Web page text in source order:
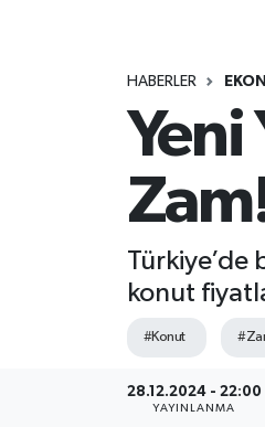
HABERLER
Yeni
Türkiye’de
konut
#Konut
28.12.2024 - 22:00
YAYINLANMA
Süper Lig Puan
Son Dakika Haberleri
Haber Arşivi